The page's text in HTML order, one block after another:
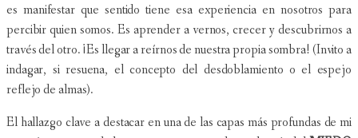
es manifestar que sentido tiene esa experiencia en nosotros para
percibir quien somos. Es aprender a vernos, crecer y descubrirnos a
través del otro. ¡Es llegar a reírnos de nuestra propia sombra! (Invito a
indagar, si resuena, el concepto del desdoblamiento o el espejo
reflejo de almas).
El hallazgo clave a destacar en una de las capas más profundas de mi